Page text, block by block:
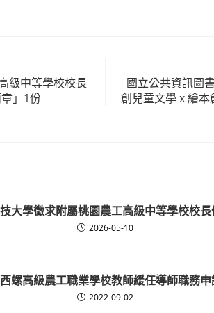
級中等學校校長
」1份
國立公共資訊圖
創兒童文學 x 繪
大學徵求附屬桃園農工高級中等學校校
2026-05-10
螺高級農工職業學校教師緩任導師職務
2022-09-02